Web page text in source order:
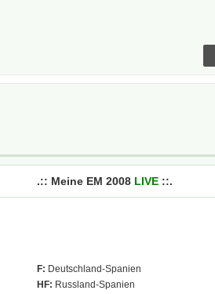
.:: Meine EM 2008 LIVE ::.
F: Deutschland-Spanien
HF: Russland-Spanien